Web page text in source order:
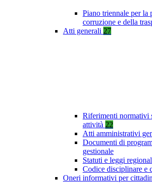
Piano triennale per la
corruzione e della
Atti generali 27
Riferimenti normativi
attività 22
Atti amministrativi
Documenti di
gestionale
Statuti e leggi
Codice disciplinare e
Oneri informativi per